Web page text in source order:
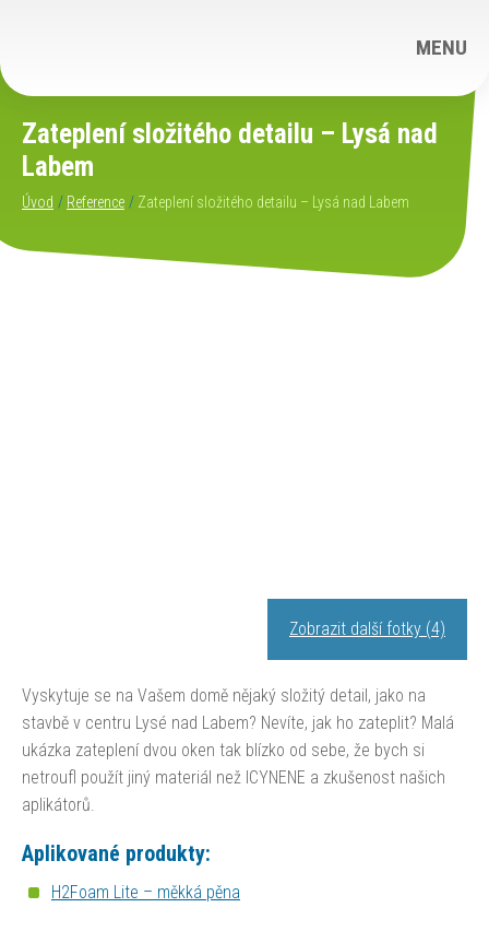
MENU
Zateplení složitého detailu – Lysá nad
Labem
Úvod Reference Zateplení složitého detailu – Lysá nad Labem
Zobrazit další fotky (4)
Vyskytuje se na Vašem domě nějaký složitý detail, jako na
stavbě v centru Lysé nad Labem? Nevíte, jak ho zateplit? Malá
ukázka zateplení dvou oken tak blízko od sebe, že bych si
netroufl použít jiný materiál než ICYNENE a zkušenost našich
aplikátorů.
Aplikované produkty:
H2Foam Lite – měkká pěna